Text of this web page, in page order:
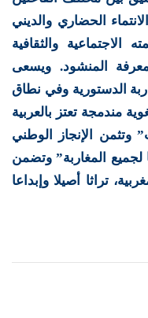
الحضاري والديني
والثقافية
المنشود. ويسعى
الدستورية وفي نطاق
مندمجة تعتز بالعربية
وتثمن الإنجاز الوطني
لجميع المغاربة” وتضمن
تراثا أصيلا وإبداعا